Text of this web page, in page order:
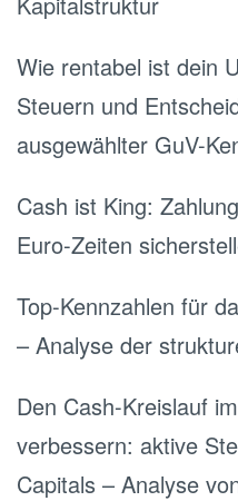
Wie rentabel ist dein
Steuern und
ausgewählter GuV-
Cash ist King:
Euro-Zeiten
Top-Kennzahlen für
– Analyse der
Den Cash-Kreislauf
verbessern: aktive
Capitals – Analyse